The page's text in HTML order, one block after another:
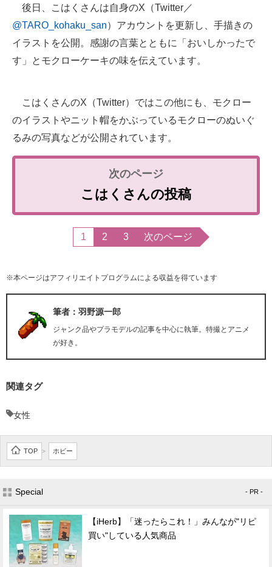
後日、こはくさんは自身のX（Twitter／
@TARO_kohaku_san）アカウントを更新し、手描きの
イラストを公開。感謝の言葉とともに「おいしかったで
す」とモクローケーキの味を伝えています。
こはくさんのX（Twitter）ではこの他にも、モクロー
のイラストやニット帽をかぶっているモクローのぬいぐ
るみの写真などが公開されています。
こはくさんの投稿
1 2 3 次のページ
※本ページはアフィリエイトプログラムによる収益を得ています
筆者：羽野源一郎
ジャンク品やプラモデルの記事を中心に執筆。特撮とアニメ
が好き。
関連タグ
女性
TOP > ホビー
Special - PR -
【iHerb】「迷ったらこれ！」みんなが"リピ
買い"している人気商品